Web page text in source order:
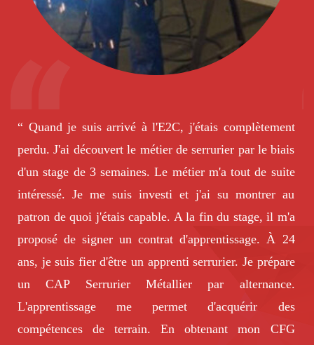
“ Quand je suis arrivé à l'E2C, j'étais complètement
perdu. J'ai découvert le métier de serrurier par le biais
d'un stage de 3 semaines. Le métier m'a tout de suite
intéressé. Je me suis investi et j'ai su montrer au
patron de quoi j'étais capable. A la fin du stage, il m'a
proposé de signer un contrat d'apprentissage. À 24
ans, je suis fier d'être un apprenti serrurier. Je prépare
un CAP Serrurier Métallier par alternance.
L'apprentissage me permet d'acquérir des
compétences de terrain. En obtenant mon CFG